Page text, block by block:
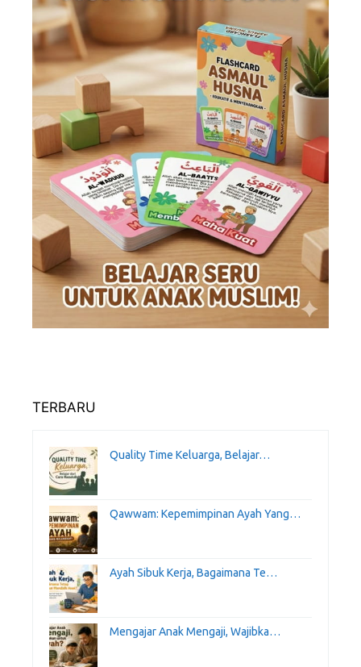
TERBARU
Quality Time Keluarga, Belajar…
Qawwam: Kepemimpinan Ayah Yang…
Ayah Sibuk Kerja, Bagaimana Te…
Mengajar Anak Mengaji, Wajibka…